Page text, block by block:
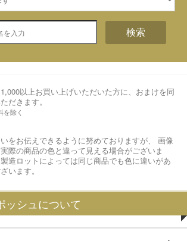
検索
以上お買い上げいただいた方に、おまけを同
だきます。
を除く
をお伝えできるように努めておりますが、 画像
際の商品の色と違って見える場合がございま
造ロットによっては同じ商品でも色に違いがあ
います。
ッシュについて